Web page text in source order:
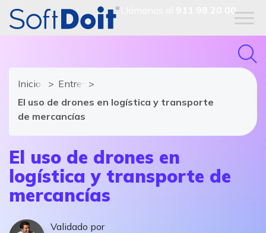
911 98 20 00
Inicio
Entrevistas al sector
El uso de drones en logística y transporte
de mercancías
El uso de drones en
logística y transporte de
mercancías
Validado por